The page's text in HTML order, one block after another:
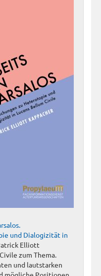
und Dialogizität in
Elliott
zum Thema.
und lautstarken